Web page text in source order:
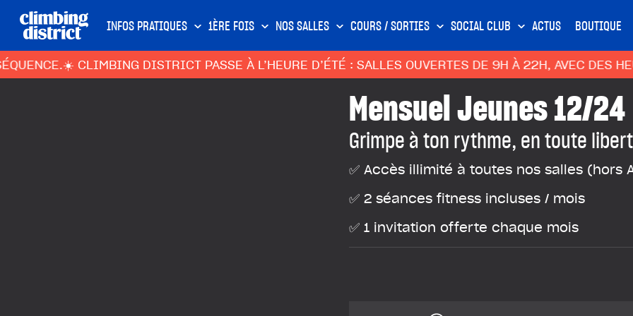
INFOS PRATIQUES 1ÈRE FOIS NOS SALLES COURS / SORTIES SOCIAL CLUB ACTUS BOUTIQUE
☀️ CLIMBING DISTRICT PASSE À L’HEURE D’ÉTÉ : SALLES OUVERTES DE 9H À 22H, AVEC DES HEURES
Mensuel Jeunes 12/24
Grimpe à ton rythme, en toute
✅ Accès illimité à toutes nos salles (hors
✅ 2 séances fitness incluses / mois
✅ 1 invitation offerte chaque mois